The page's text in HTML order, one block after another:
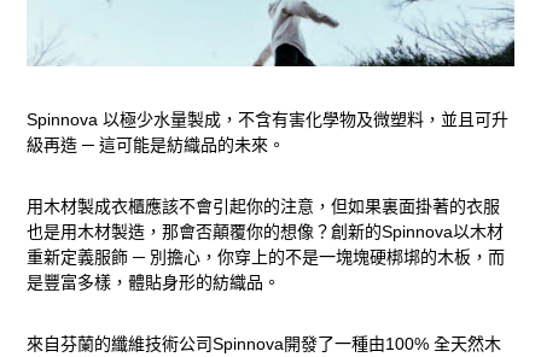
Spinnova以極少水量製成，不含有害化學物及微塑料，並且可升
級再造 ─這可能是紡織品的未來。
用木材製成衣櫃應該不會引起你的注意，但如果裏面掛著的衣服
也是用木材製造，那會否顛覆你的想像？創新的Spinnova以木材
重新定義服飾 ─ 別擔心，你穿上的不是一塊塊硬梆垹的木板，而
是豐富多樣，體貼身形的紡織品。
來自芬蘭的纖維技術公司Spinnova開發了一種由100%全天然木